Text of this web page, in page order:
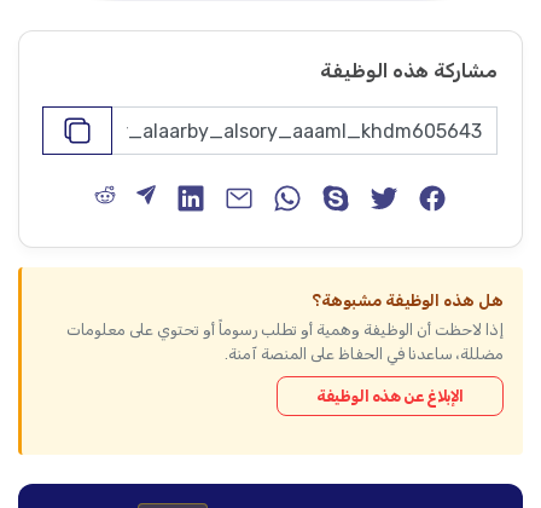
مشاركة هذه الوظيفة
هل هذه الوظيفة مشبوهة؟
إذا لاحظت أن الوظيفة وهمية أو تطلب رسوماً أو تحتوي على معلومات
مضللة، ساعدنا في الحفاظ على المنصة آمنة.
الإبلاغ عن هذه الوظيفة